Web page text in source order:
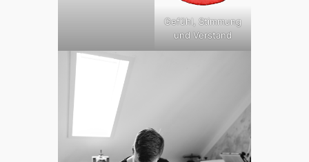
Gefühl, Stimmung
und Verstand